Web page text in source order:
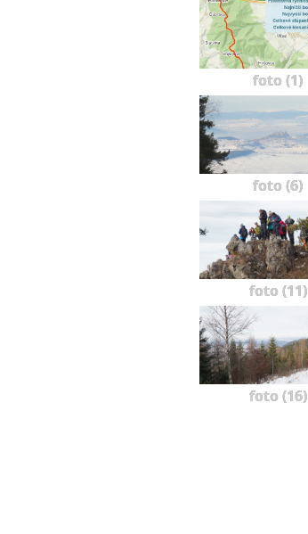
foto (1)
foto (6)
foto (11)
foto (16)